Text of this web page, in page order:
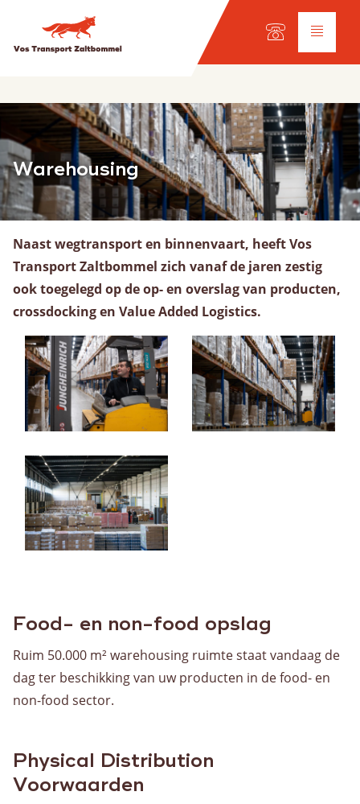
NL
Diensten
Wegtransport
Internationaal transport
Wagenpark
Werkplaats
Scheepvaart
Onze vloot
Ladingsoorten
Warehousing
Opslag
Value Added Logistics
Container handling
Douane activiteiten
Assemblage
Dozen voor AGF en bakkerswereld
Algemeen
Werken bij
Historie
Organisatie
Kwaliteit
Warehousing
Naast wegtransport en binnenvaart, heeft Vos
Transport Zaltbommel zich vanaf de jaren zestig
ook toegelegd op de op- en overslag van producten,
crossdocking en Value Added Logistics.
Food- en non-food opslag
Ruim 50.000 m² warehousing ruimte staat vandaag de
dag ter beschikking van uw producten in de food- en
non-food sector.
Physical Distribution
Voorwaarden